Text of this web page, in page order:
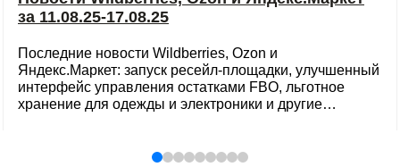
за 11.08.25-17.08.25
Последние новости Wildberries, Ozon и
Яндекс.Маркет: запуск ресейл-площадки, улучшенный
интерфейс управления остатками FBO, льготное
хранение для одежды и электроники и другие